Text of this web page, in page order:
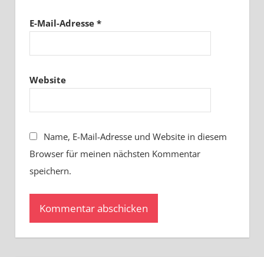
E-Mail-Adresse *
Website
Name, E-Mail-Adresse und Website in diesem
Browser für meinen nächsten Kommentar
speichern.